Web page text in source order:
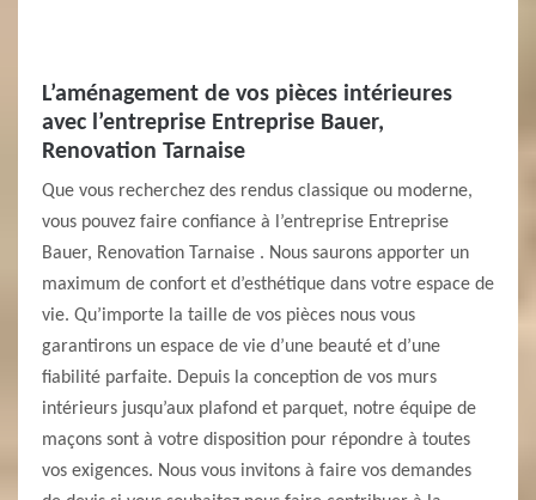
L’aménagement de vos pièces intérieures
avec l’entreprise Entreprise Bauer,
Renovation Tarnaise
Que vous recherchez des rendus classique ou moderne,
vous pouvez faire confiance à l’entreprise Entreprise
Bauer, Renovation Tarnaise . Nous saurons apporter un
maximum de confort et d’esthétique dans votre espace de
vie. Qu’importe la taille de vos pièces nous vous
garantirons un espace de vie d’une beauté et d’une
fiabilité parfaite. Depuis la conception de vos murs
intérieurs jusqu’aux plafond et parquet, notre équipe de
maçons sont à votre disposition pour répondre à toutes
vos exigences. Nous vous invitons à faire vos demandes